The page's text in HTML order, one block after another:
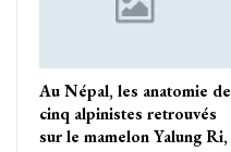
Au Népal, les anatomie de
cinq alpinistes retrouvés
sur le mamelon Yalung Ri,